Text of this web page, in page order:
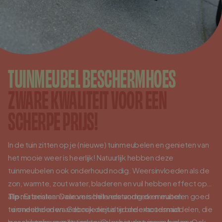
Log in/ Registreer
Winkelwagen
Partner worden?
Inspiratie
TUINMEUBEL BESCHERMHOES
ZWARE KWALITEIT VOOR EEN
In de tuin zitten op je (nieuwe) tuinmeubelen en genieten van
het mooie weer is heerlijk! Natuurlijk hebben deze
tuinmeubelen ook onderhoud nodig. Weersinvloeden als de
zon, warmte, zout water, bladeren en vuil hebben effect op
alle materialen. Daarom is het verstandig de meubelen goed
te onderhouden. Gebruik de juiste onderhoudsmiddelen, die
Tip:Er bestaan vele verschillende vormen en maten
tuinmeubelen waardoor je niet altijd de exacte maat